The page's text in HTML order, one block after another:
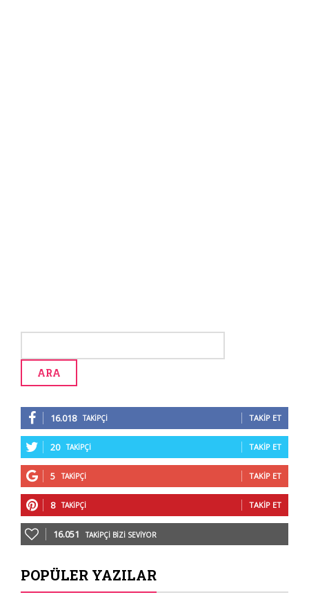
16.018 TAKIPÇI TAKIP ET
20 TAKIPÇI TAKIP ET
5 TAKIPÇI TAKIP ET
8 TAKIPÇI TAKIP ET
16.051 TAKIPÇI BIZI SEVIYOR
POPÜLER YAZILAR